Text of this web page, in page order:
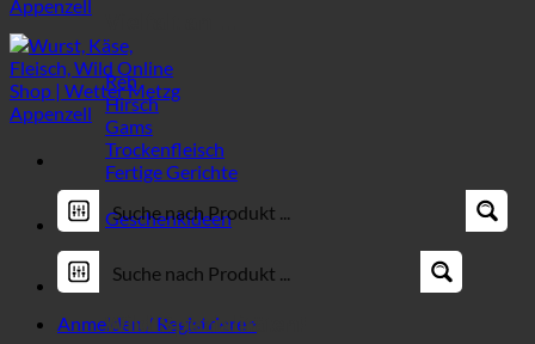
Anmelden / Registrieren
Reh
Hirsch
Gams
Trockenfleisch
Fertige Gerichte
Geschenkideen
Wild Spezialitäten!